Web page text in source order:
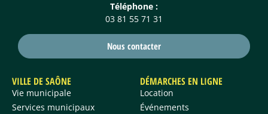
Téléphone :
03 81 55 71 31
Nous contacter
VILLE DE SAÔNE
Vie municipale
Services municipaux
DÉMARCHES EN LIGNE
Location
Événements